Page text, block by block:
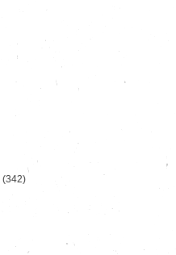
(342)